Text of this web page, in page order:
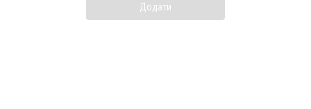
Додати